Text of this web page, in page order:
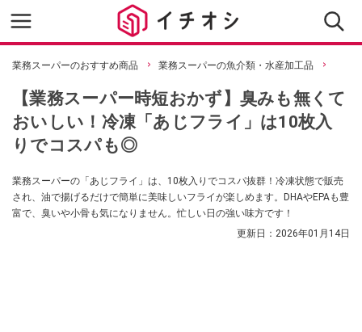
業務スーパーのおすすめ商品 業務スーパーの魚介類・水産加工品
【業務スーパー時短おかず】臭みも無くて
おいしい！冷凍「あじフライ」は10枚入
りでコスパも◎
業務スーパーの「あじフライ」は、10枚入りでコスパ抜群！冷凍状態で販売
され、油で揚げるだけで簡単に美味しいフライが楽しめます。DHAやEPAも豊
富で、臭いや小骨も気になりません。忙しい日の強い味方です！
更新日： 2026年01月14日